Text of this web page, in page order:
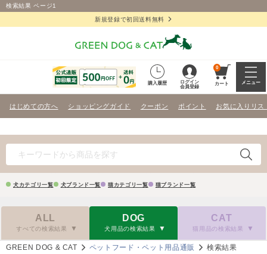
検索結果 ページ1
新規登録で初回送料無料
購入履歴
ログイン
会員登録
0
カート メニュー
はじめての方へ ショッピングガイド クーポン ポイント お気に入りリス
犬カテゴリ一覧 犬ブランド一覧 猫カテゴリ一覧 猫ブランド一覧
ALL
すべての検索結果
DOG
犬用品の検索結果
CAT
猫用品の検索結果
GREEN DOG & CAT ペットフード・ペット用品通販 検索結果